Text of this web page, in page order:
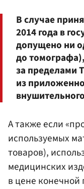
В случае
2014 года в
допущено ни
до
за пределами
из
А также если
используемых
товаров),
медицинских
в цене конечной